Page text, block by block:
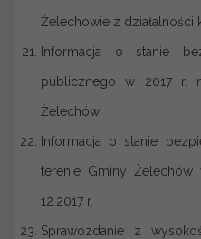
Żelechowie z działalności
Informacja o stanie
publicznego w 2017 r.
Żelechów.
Informacja o stanie
terenie Gminy Żelechów
12.2017 r.
Sprawozdanie z